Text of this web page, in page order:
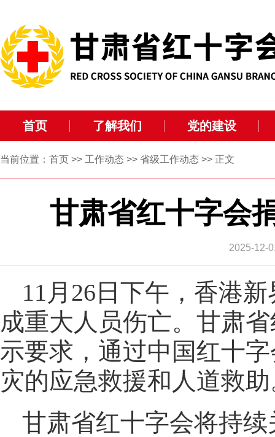
首页 了解我们 党的建设
当前位置： 首页 >> 工作动态 >> 省级工作动态 >> 正文
甘肃省红十字会
2025-12-
11月26日下午，香港
成重大人员伤亡。甘肃
示要求，通过中国红十
灾的应急救援和人道救
甘肃省红十字会将持